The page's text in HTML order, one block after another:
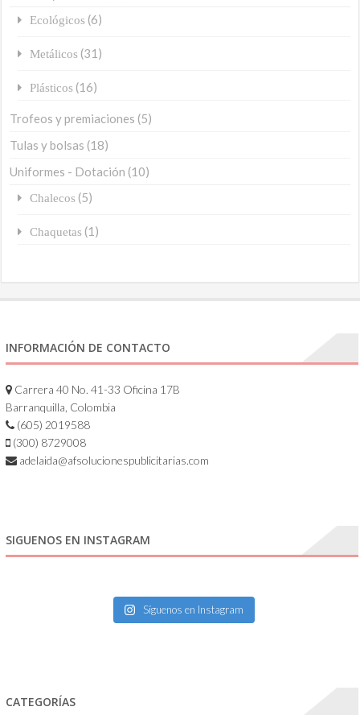
Ecológicos (6)
Metálicos (31)
Plásticos (16)
Trofeos y premiaciones (5)
Tulas y bolsas (18)
Uniformes - Dotación (10)
Chalecos (5)
Chaquetas (1)
INFORMACIÓN DE CONTACTO
Carrera 40 No. 41-33 Oficina 17B
Barranquilla, Colombia
(605) 2019588
(300) 8729008
adelaida@afsolucionespublicitarias.com
SIGUENOS EN INSTAGRAM
Síguenos en Instagram
CATEGORÍAS